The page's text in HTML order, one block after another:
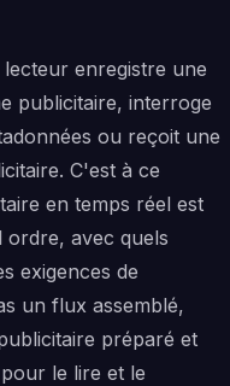
enregistre une
publicitaire, interroge
ou reçoit une
C'est à ce
en temps réel est
ordre, avec quels
exigences de
un flux assemblé,
préparé et
le lire et le